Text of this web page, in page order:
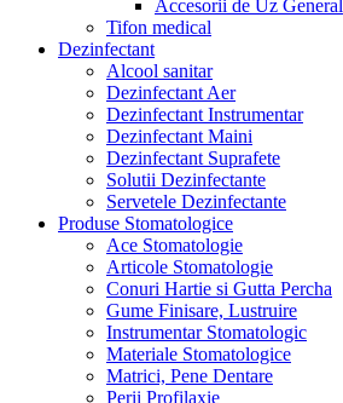
Accesorii de Uz General
Tifon medical
Dezinfectant
Alcool sanitar
Dezinfectant Aer
Dezinfectant Instrumentar
Dezinfectant Maini
Dezinfectant Suprafete
Solutii Dezinfectante
Servetele Dezinfectante
Produse Stomatologice
Ace Stomatologie
Articole Stomatologie
Conuri Hartie si Gutta Percha
Gume Finisare, Lustruire
Instrumentar Stomatologic
Materiale Stomatologice
Matrici, Pene Dentare
Perii Profilaxie